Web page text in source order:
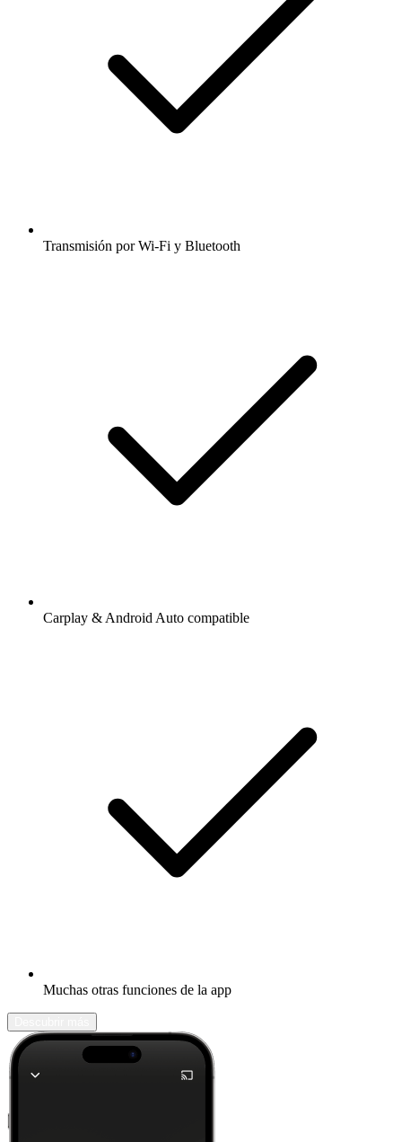
Transmisión por Wi-Fi y Bluetooth
Carplay & Android Auto compatible
Muchas otras funciones de la app